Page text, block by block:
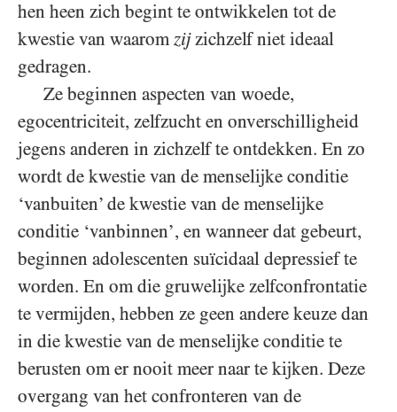
hen heen zich begint te ontwikkelen tot de
kwestie van waaromzijzichzelf niet ideaal
gedragen.
Ze beginnen aspecten van woede,
egocentriciteit, zelfzucht en onverschilligheid
jegens anderen in zichzelf te ontdekken. En zo
wordt de kwestie van de menselijke conditie
‘vanbuiten’ de kwestie van de menselijke
conditie ‘vanbinnen’, en wanneer dat gebeurt,
beginnen adolescenten suïcidaal depressief te
worden. En om die gruwelijke zelfconfrontatie
te vermijden, hebben ze geen andere keuze dan
in die kwestie van de menselijke conditie te
berusten om er nooit meer naar te kijken. Deze
overgang van het confronteren van de